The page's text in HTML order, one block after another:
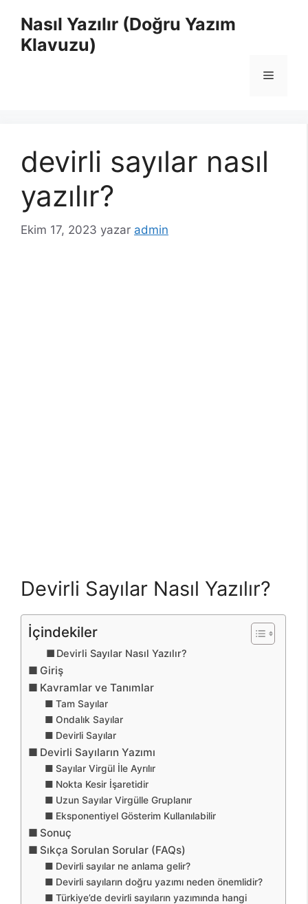
Nasıl Yazılır (Doğru Yazım
Klavuzu)
Menü
devirli sayılar nasıl
yazılır?
Ekim 17, 2023 yazar admin
Devirli Sayılar Nasıl Yazılır?
İçindekiler
Devirli Sayılar Nasıl Yazılır?
Giriş
Kavramlar ve Tanımlar
Tam Sayılar
Ondalık Sayılar
Devirli Sayılar
Devirli Sayıların Yazımı
Sayılar Virgül İle Ayrılır
Nokta Kesir İşaretidir
Uzun Sayılar Virgülle Gruplanır
Eksponentiyel Gösterim Kullanılabilir
Sonuç
Sıkça Sorulan Sorular (FAQs)
Devirli sayılar ne anlama gelir?
Devirli sayıların doğru yazımı neden önemlidir?
Türkiye’de devirli sayıların yazımında hangi